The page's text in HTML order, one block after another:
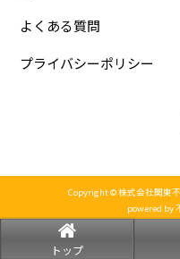
トップ
よくある質問
プライバシーポリシー
Copyright © 株式会社関東
powered by